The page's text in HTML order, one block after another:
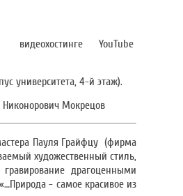
YouTube
университета, 4-й этаж).
Никонорович Мокрецов
Пауля Грайфцу (фирма
художественный стиль,
драгоценными
- самое красивое из